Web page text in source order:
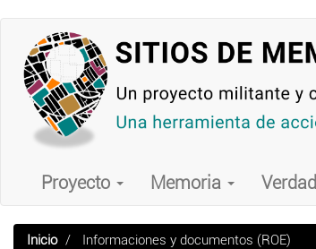
contenido
principal
Main
navigation
Proyecto Memoria Verdad
Inicio Informaciones y documentos (ROE)